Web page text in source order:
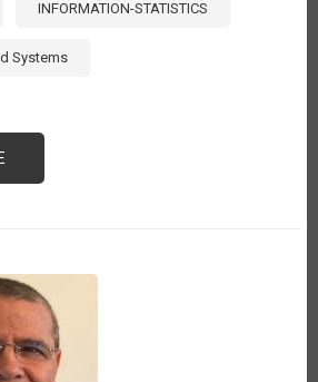
INFORMATION-STATISTICS
Systems
EL
19